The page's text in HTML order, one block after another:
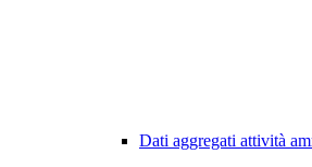
Dati aggregati attività